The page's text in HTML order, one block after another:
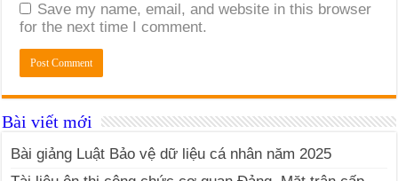
Save my name, email, and website in this browser
for the next time I comment.
Bài viết mới
Bài giảng Luật Bảo vệ dữ liệu cá nhân năm 2025